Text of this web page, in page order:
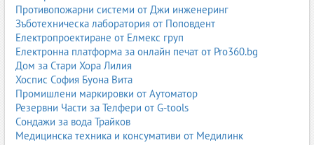
Противопожарни системи от Джи инженеринг
Зъботехническа лаборатория от Поповдент
Електропроектиране от Елмекс груп
Електронна платформа за онлайн печат от Pro360.bg
Дом за Стари Хора Лилия
Хоспис София Буона Вита
Промишлени маркировки от Аутоматор
Резервни Части за Телфери от G-tools
Сондажи за вода Трайков
Медицинска техника и консумативи от Медилинк